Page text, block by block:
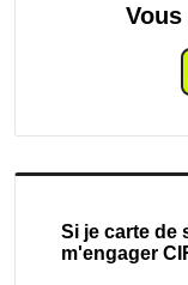
Si je carte de
m'engager